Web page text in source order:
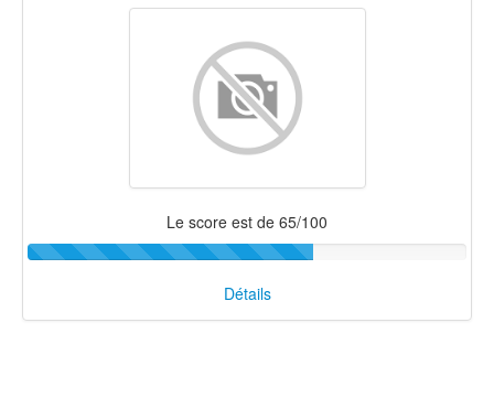
Le score est de 65/100
Détails